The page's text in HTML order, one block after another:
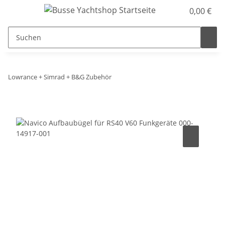
0,00 €
Lowrance + Simrad + B&G Zubehör